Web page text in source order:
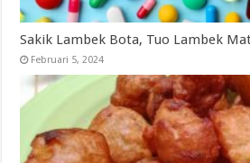
Sakik Lambek Bota, Tuo Lambek
Februari 5, 2024